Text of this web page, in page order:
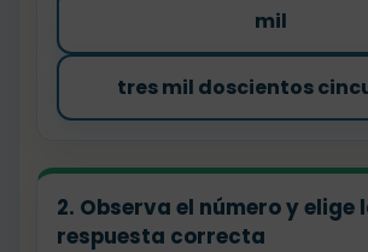
mil
tres mil doscientos
2. Observa el número y elige
respuesta correcta